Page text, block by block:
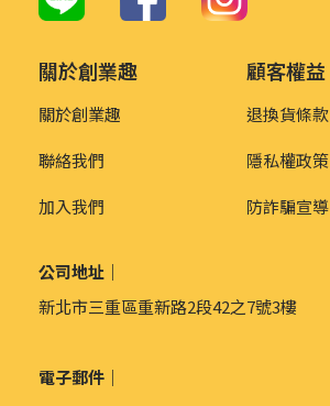
關於創業趣
關於創業趣
聯絡我們
加入我們
顧客權益
退換貨條款
隱私權政策
防詐騙宣導
公司地址｜
新北市三重區重新路2段42之7號3樓
電子郵件｜